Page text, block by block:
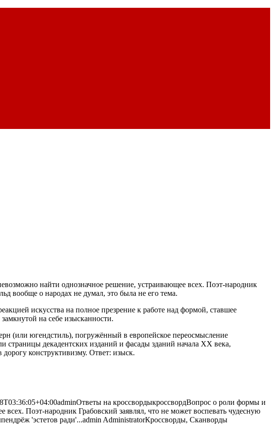
найти однозначное решение, устраивающее всех. Поэт-народник
вообще о народах не думал, это была не его тема.
искусства на полное презрение к работе над формой, ставшее
на себе изысканности.
(или югендстиль), погружённый в европейское переосмысление
страницы декадентских изданий и фасады зданий начала XX века,
конструктивизму. Ответ: изыск.
adminОтветы на кроссвордыкроссвордВопрос о роли формы и
Поэт-народник Грабовский заявлял, что не может воспевать чудесную
'эстетов ради'...admin AdministratorКроссворды, Сканворды